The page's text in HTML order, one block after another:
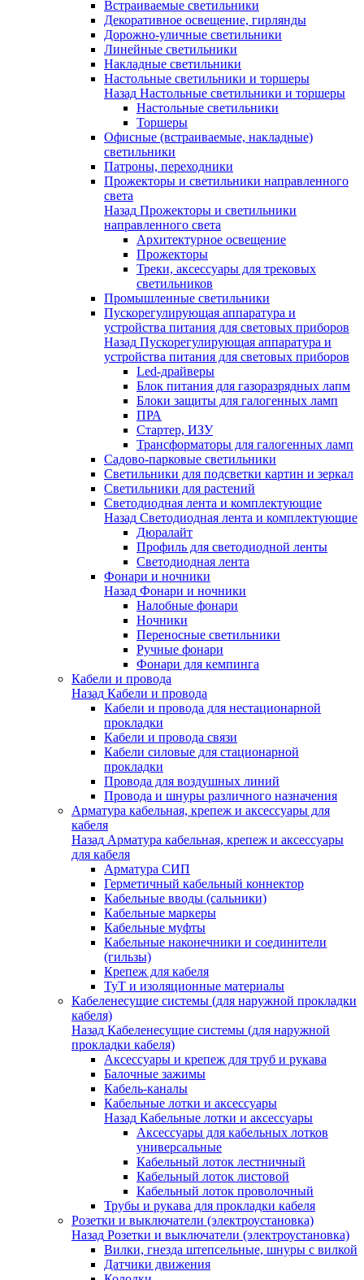
Встраиваемые светильники
Декоративное освещение, гирлянды
Дорожно-уличные светильники
Линейные светильники
Накладные светильники
Настольные светильники и торшеры
Назад Настольные светильники и торшеры
Настольные светильники
Торшеры
Офисные (встраиваемые, накладные)
светильники
Патроны, переходники
Прожекторы и светильники направленного
света
Назад Прожекторы и светильники
направленного света
Архитектурное освещение
Прожекторы
Треки, аксессуары для трековых
светильников
Промышленные светильники
Пускорегулирующая аппаратура и
устройства питания для световых приборов
Назад Пускорегулирующая аппаратура и
устройства питания для световых приборов
Led-драйверы
Блок питания для газоразрядных лапм
Блоки защиты для галогенных ламп
ПРА
Стартер, ИЗУ
Трансформаторы для галогенных ламп
Садово-парковые светильники
Светильники для подсветки картин и зеркал
Светильники для растений
Светодиодная лента и комплектующие
Назад Светодиодная лента и комплектующие
Дюралайт
Профиль для светодиодной ленты
Светодиодная лента
Фонари и ночники
Назад Фонари и ночники
Налобные фонари
Ночники
Переносные светильники
Ручные фонари
Фонари для кемпинга
Кабели и провода
Назад Кабели и провода
Кабели и провода для нестационарной
прокладки
Кабели и провода связи
Кабели силовые для стационарной
прокладки
Провода для воздушных линий
Провода и шнуры различного назначения
Арматура кабельная, крепеж и аксессуары для
кабеля
Назад Арматура кабельная, крепеж и аксессуары
для кабеля
Арматура СИП
Герметичный кабельный коннектор
Кабельные вводы (сальники)
Кабельные маркеры
Кабельные муфты
Кабельные наконечники и соединители
(гильзы)
Крепеж для кабеля
ТуТ и изоляционные материалы
Кабеленесущие системы (для наружной прокладки
кабеля)
Назад Кабеленесущие системы (для наружной
прокладки кабеля)
Аксессуары и крепеж для труб и рукава
Балочные зажимы
Кабель-каналы
Кабельные лотки и аксессуары
Назад Кабельные лотки и аксессуары
Аксессуары для кабельных лотков
универсальные
Кабельный лоток лестничный
Кабельный лоток листовой
Кабельный лоток проволочный
Трубы и рукава для прокладки кабеля
Розетки и выключатели (электроустановка)
Назад Розетки и выключатели (электроустановка)
Вилки, гнезда штепсельные, шнуры с вилкой
Датчики движения